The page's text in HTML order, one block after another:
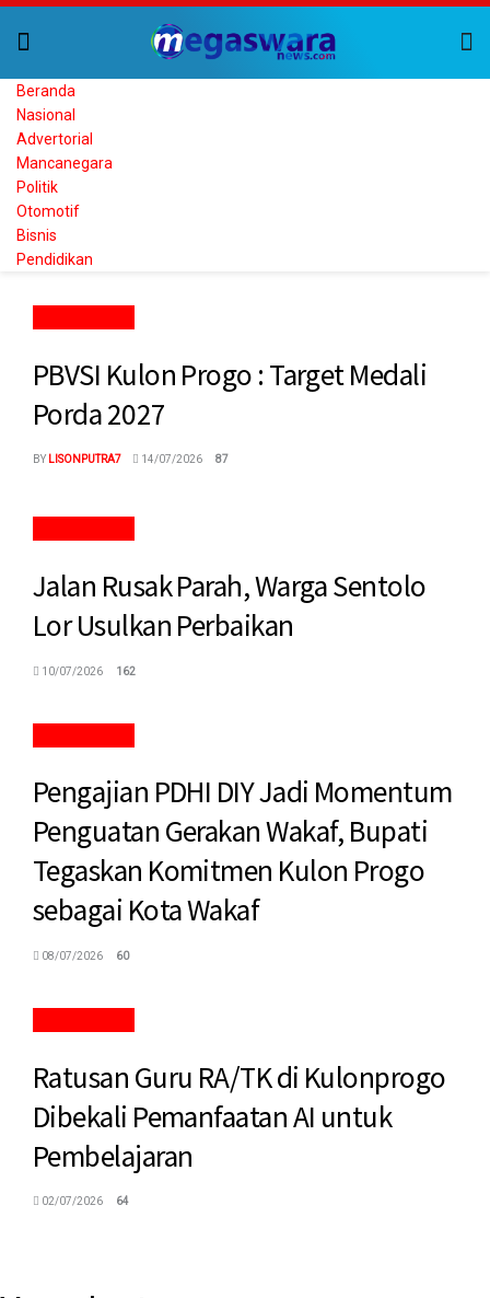
Beranda
Nasional
Advertorial
Mancanegara
Politik
Otomotif
Bisnis
Pendidikan
PBVSI Kulon Progo : Target Medali
Porda 2027
BY LISONPUTRA7 14/07/2026 87
Jalan Rusak Parah, Warga Sentolo
Lor Usulkan Perbaikan
10/07/2026 162
Pengajian PDHI DIY Jadi Momentum
Penguatan Gerakan Wakaf, Bupati
Tegaskan Komitmen Kulon Progo
sebagai Kota Wakaf
08/07/2026 60
Ratusan Guru RA/TK di Kulonprogo
Dibekali Pemanfaatan AI untuk
Pembelajaran
02/07/2026 64